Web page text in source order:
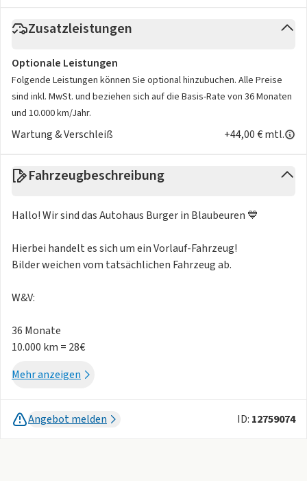
Zusatzleistungen
Optionale Leistungen
Folgende Leistungen können Sie optional hinzubuchen. Alle Preise
sind inkl. MwSt. und beziehen sich auf die Basis-Rate von 36 Monaten
und 10.000 km/Jahr.
Wartung & Verschleiß +44,00 € mtl.
Fahrzeugbeschreibung
Hallo! Wir sind das Autohaus Burger in Blaubeuren 💙
Hierbei handelt es sich um ein Vorlauf-Fahrzeug!
Bilder weichen vom tatsächlichen Fahrzeug ab.
W&V:
36 Monate
10.000 km = 28€
20.000 km = 54€
30.000 km = 69€
Mehr anzeigen
Angebot melden ID: 12759074